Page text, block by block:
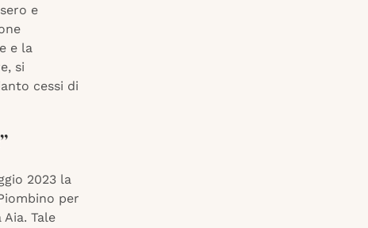
e
e la
si
cessi di
2023 la
per
Tale